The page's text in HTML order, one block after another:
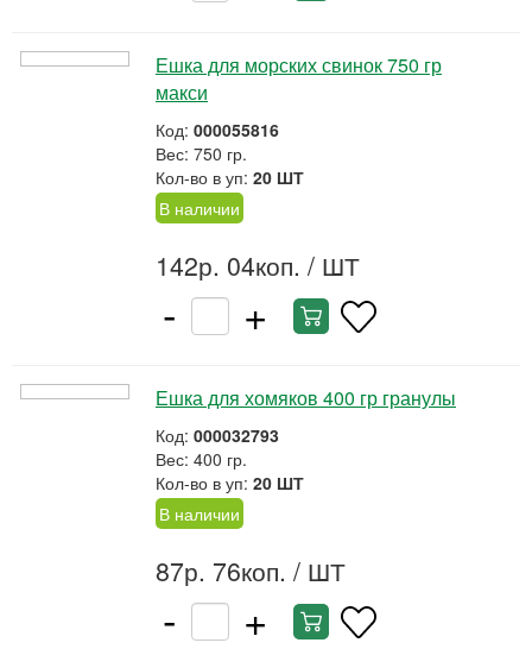
Ешка для морских свинок 750 гр
макси
Код: 000055816
Вес: 750 гр.
Кол-во в уп: 20 ШТ
В наличии
142р. 04коп. / ШТ
- +
Ешка для хомяков 400 гр гранулы
Код: 000032793
Вес: 400 гр.
Кол-во в уп: 20 ШТ
В наличии
87р. 76коп. / ШТ
- +